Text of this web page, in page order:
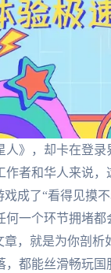
》，却卡在登
者和华人来说
成了“看得见摸
一个环节拥堵
，就是为你剖
都能丝滑畅玩国